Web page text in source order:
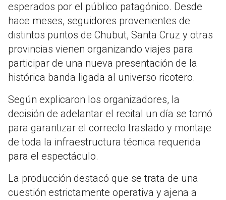
esperados por el público patagónico. Desde
hace meses, seguidores provenientes de
distintos puntos de Chubut, Santa Cruz y otras
provincias vienen organizando viajes para
participar de una nueva presentación de la
histórica banda ligada al universo ricotero.
Según explicaron los organizadores, la
decisión de adelantar el recital un día se tomó
para garantizar el correcto traslado y montaje
de toda la infraestructura técnica requerida
para el espectáculo.
La producción destacó que se trata de una
cuestión estrictamente operativa y ajena a